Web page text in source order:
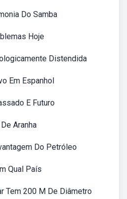
Do Samba
Hoje
Distendida
Em Espanhol
E Futuro
Aranha
Do Petróleo
Qual País
Tem 200 M De Diâmetro